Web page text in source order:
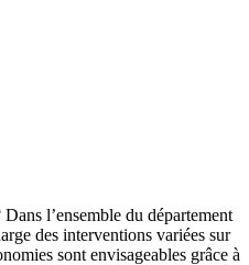
l’ensemble du département
des interventions variées sur
sont envisageables grâce à